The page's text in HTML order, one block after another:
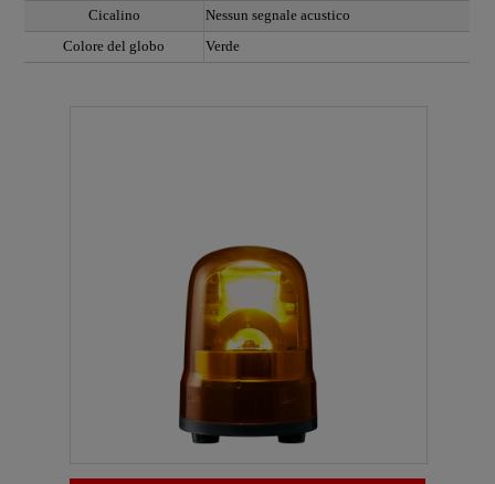
Cicalino
Nessun segnale acustico
Colore del globo
Verde